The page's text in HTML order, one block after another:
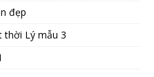
đẹp
thời Lý mẫu 3